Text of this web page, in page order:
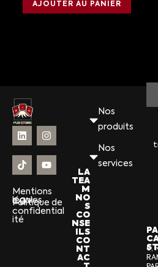
AJOUTER AU PANIER
Mentions
légales
CGV
Politique de
confidential
ité
Nos
produits
Nos
services
LA
TEA
M
NO
S
CO
NSE
ILS
CO
NT
AC
6,